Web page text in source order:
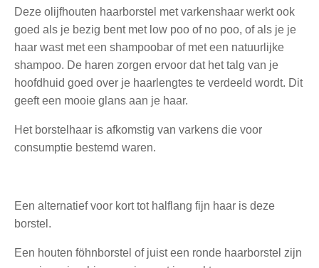
Deze olijfhouten haarborstel met varkenshaar werkt ook
goed als je bezig bent met low poo of no poo, of als je je
haar wast met een shampoobar of met een natuurlijke
shampoo. De haren zorgen ervoor dat het talg van je
hoofdhuid goed over je haarlengtes te verdeeld wordt. Dit
geeft een mooie glans aan je haar.
Het borstelhaar is afkomstig van varkens die voor
consumptie bestemd waren.
Een alternatief voor kort tot halflang fijn haar is deze
borstel .
Een houten föhnborstel of juist een ronde haarborstel zijn